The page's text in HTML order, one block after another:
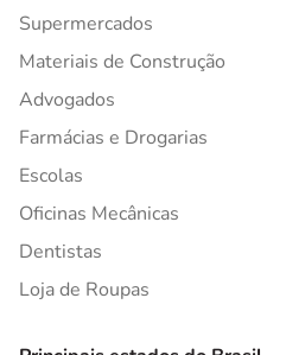
Supermercados
Materiais de Construção
Advogados
Farmácias e Drogarias
Escolas
Oficinas Mecânicas
Dentistas
Loja de Roupas